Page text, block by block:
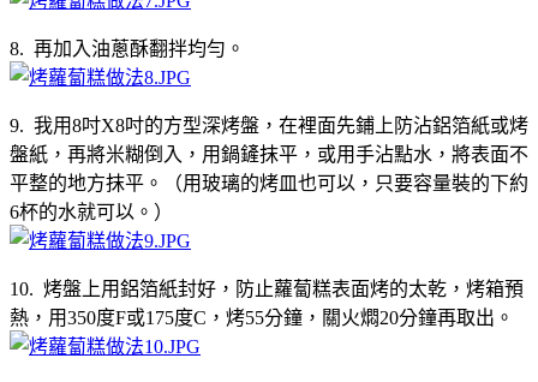
8. 再加入油蔥酥翻拌均勻。
9. 我用8吋X8吋的方型深烤盤，在裡面先鋪上防沾鋁箔紙或烤
盤紙，再將米糊倒入，用鍋鏟抹平，或用手沾點水，將表面不
平整的地方抹平。（用玻璃的烤皿也可以，只要容量裝的下約
6杯的水就可以。）
10. 烤盤上用鋁箔紙封好，防止蘿蔔糕表面烤的太乾，烤箱預
熱，用350度F或175度C，烤55分鐘，關火燜20分鐘再取出。